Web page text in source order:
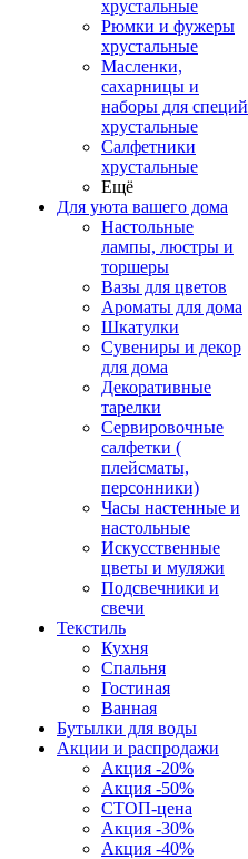
хрустальные
Рюмки и фужеры
хрустальные
Масленки,
сахарницы и
наборы для специй
хрустальные
Салфетники
хрустальные
Ещё
Для уюта вашего дома
Настольные
лампы, люстры и
торшеры
Вазы для цветов
Ароматы для дома
Шкатулки
Сувениры и декор
для дома
Декоративные
тарелки
Сервировочные
салфетки (
плейсматы,
персонники)
Часы настенные и
настольные
Искусственные
цветы и муляжи
Подсвечники и
свечи
Текстиль
Кухня
Спальня
Гостиная
Ванная
Бутылки для воды
Акции и распродажи
Акция -20%
Акция -50%
СТОП-цена
Акция -30%
Акция -40%